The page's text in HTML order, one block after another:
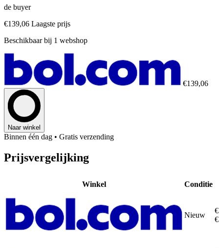
de buyer
€139,06 Laagste prijs
Beschikbaar bij 1 webshop
€139,06
Naar winkel
Binnen één dag • Gratis verzending
Prijsvergelijking
Winkel Conditie
Nieuw